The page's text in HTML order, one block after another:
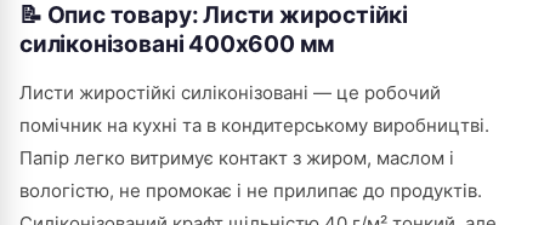
📝 Опис товару: Листи жиростійкі
силіконізовані 400х600 мм
Листи жиростійкі силіконізовані — це робочий
помічник на кухні та в кондитерському виробництві.
Папір легко витримує контакт з жиром, маслом і
вологістю, не промокає і не прилипає до продуктів.